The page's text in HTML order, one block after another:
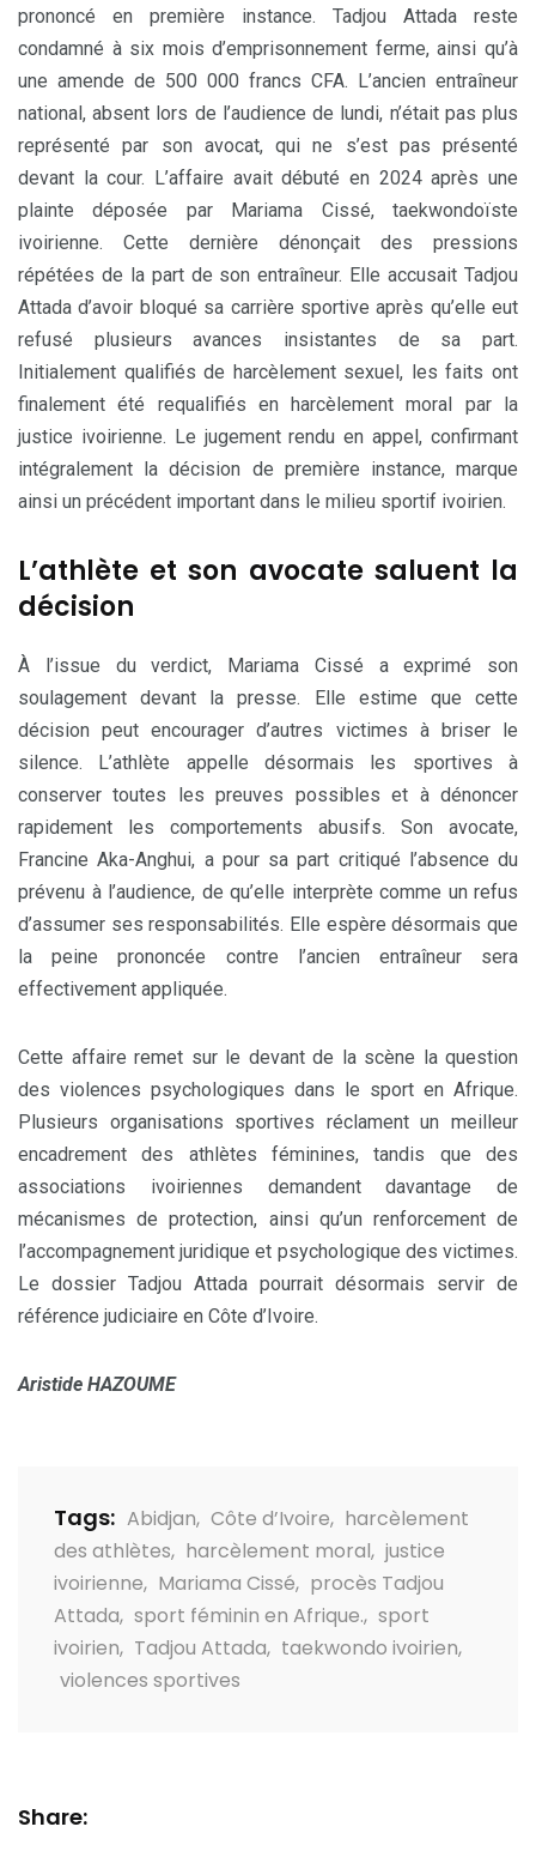
prononcé en première instance. Tadjou Attada reste
condamné à six mois d’emprisonnement ferme, ainsi qu’à
une amende de 500 000 francs CFA. L’ancien entraîneur
national, absent lors de l’audience de lundi, n’était pas plus
représenté par son avocat, qui ne s’est pas présenté
devant la cour. L’affaire avait débuté en 2024 après une
plainte déposée par Mariama Cissé, taekwondoïste
ivoirienne. Cette dernière dénonçait des pressions
répétées de la part de son entraîneur. Elle accusait Tadjou
Attada d’avoir bloqué sa carrière sportive après qu’elle eut
refusé plusieurs avances insistantes de sa part.
Initialement qualifiés de harcèlement sexuel, les faits ont
finalement été requalifiés en harcèlement moral par la
justice ivoirienne. Le jugement rendu en appel, confirmant
intégralement la décision de première instance, marque
ainsi un précédent important dans le milieu sportif ivoirien.
L’athlète et son avocate saluent la
décision
À l’issue du verdict, Mariama Cissé a exprimé son
soulagement devant la presse. Elle estime que cette
décision peut encourager d’autres victimes à briser le
silence. L’athlète appelle désormais les sportives à
conserver toutes les preuves possibles et à dénoncer
rapidement les comportements abusifs. Son avocate,
Francine Aka-Anghui, a pour sa part critiqué l’absence du
prévenu à l’audience, de qu’elle interprète comme un refus
d’assumer ses responsabilités. Elle espère désormais que
la peine prononcée contre l’ancien entraîneur sera
effectivement appliquée.
Cette affaire remet sur le devant de la scène la question
des violences psychologiques dans le sport en Afrique.
Plusieurs organisations sportives réclament un meilleur
encadrement des athlètes féminines, tandis que des
associations ivoiriennes demandent davantage de
mécanismes de protection, ainsi qu’un renforcement de
l’accompagnement juridique et psychologique des victimes.
Le dossier Tadjou Attada pourrait désormais servir de
référence judiciaire en Côte d’Ivoire.
Aristide HAZOUME
Tags: Abidjan, Côte d’Ivoire, harcèlement
des athlètes, harcèlement moral, justice
ivoirienne, Mariama Cissé, procès Tadjou
Attada, sport féminin en Afrique., sport
ivoirien, Tadjou Attada, taekwondo ivoirien,
violences sportives
Share: